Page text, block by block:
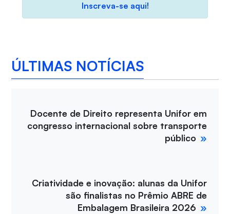
Inscreva-se aqui!
ÚLTIMAS NOTÍCIAS
Docente de Direito representa Unifor em
congresso internacional sobre transporte
público
Criatividade e inovação: alunas da Unifor
são finalistas no Prêmio ABRE de
Embalagem Brasileira 2026